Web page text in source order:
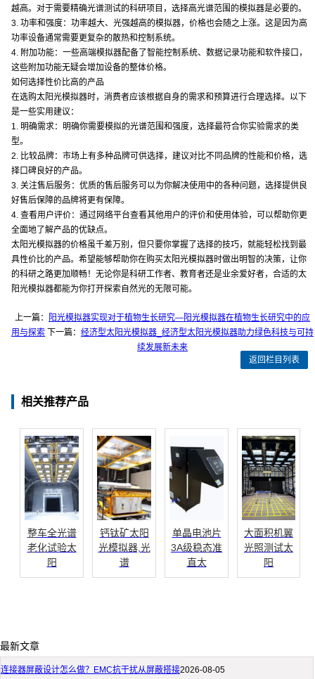
越高。对于需要精确光谱测试的科研项目，选择高光谱范围的模拟器是必要的。
3. 功率和强度：功率越大、光强越高的模拟器，价格也会随之上涨。这是因为高
功率设备通常需要更复杂的散热和控制系统。
4. 附加功能：一些高端模拟器配备了智能控制系统、数据记录功能和软件接口，
这些附加功能无疑会增加设备的整体价格。
如何选择性价比高的产品
在选购太阳光模拟器时，消费者应该根据自身的需求和预算进行合理选择。以下
是一些实用建议：
1. 明确需求：明确你需要模拟的光谱范围和强度，选择最符合你实验需求的类
型。
2. 比较品牌：市场上有多种品牌可供选择，建议对比不同品牌的性能和价格，选
择口碑良好的产品。
3. 关注售后服务：优质的售后服务可以为你解决使用中的各种问题，选择提供良
好售后保障的品牌将更有保障。
4. 查看用户评价：通过网络平台查看其他用户的评价和使用体验，可以帮助你更
全面地了解产品的优缺点。
太阳光模拟器的价格虽千差万别，但只要你掌握了选择的技巧，就能轻松找到最
具性价比的产品。希望能够帮助你在购买太阳光模拟器时做出明智的决策，让你
的科研之路更加顺畅！无论你是科研工作者、教育者还是业余爱好者，合适的太
阳光模拟器都能为你打开探索自然光的无限可能。
上一篇：
阳光模拟器实现对于植物生长研究—阳光模拟器在植物生长研究中的应
用与探索 下一篇：经济型太阳光模拟器_经济型太阳光模拟器助力绿色科技与可持
续发展新未来
返回栏目列表
相关推荐产品
整车全光谱
老化试验太
阳
钙钛矿太阳
光模拟器,光
谱
单晶电池片
3A级稳态准
直太
大面积机翼
光照测试太
阳
最新文章
连接器屏蔽设计怎么做？EMC抗干扰从屏蔽搭接2026-08-05